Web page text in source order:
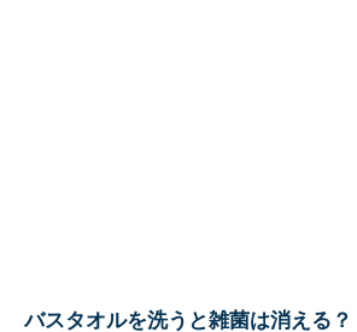
バスタオルを洗うと雑菌は消える？